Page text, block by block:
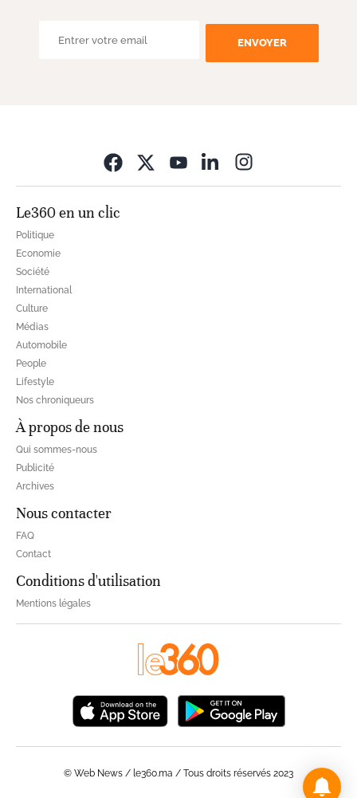
ENVOYER
Le360 en un clic
Politique
Economie
Société
International
Culture
Médias
Automobile
People
Lifestyle
Nos chroniqueurs
À propos de nous
Qui sommes-nous
Publicité
Archives
Nous contacter
FAQ
Contact
Conditions d'utilisation
Mentions légales
© Web News / le360.ma / Tous droits réservés 2023